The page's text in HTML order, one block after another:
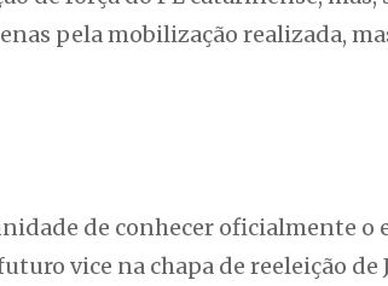
pela mobilização realizada,
de conhecer oficialmente o
vice na chapa de reeleição de